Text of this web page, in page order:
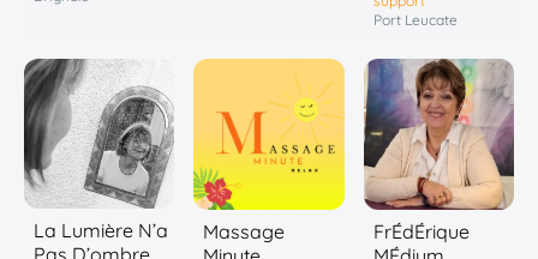
Port Leucate
La Lumière N’a
Massage
FrÉdÉrique